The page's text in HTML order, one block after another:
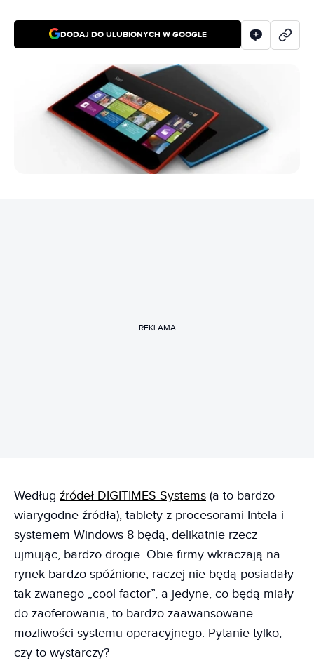
DODAJ DO ULUBIONYCH W GOOGLE
REKLAMA
Według źródeł DIGITIMES Systems (a to bardzo
wiarygodne źródła), tablety z procesorami Intela i
systemem Windows 8 będą, delikatnie rzecz
ujmując, bardzo drogie. Obie firmy wkraczają na
rynek bardzo spóźnione, raczej nie będą posiadały
tak zwanego „cool factor”, a jedyne, co będą miały
do zaoferowania, to bardzo zaawansowane
możliwości systemu operacyjnego. Pytanie tylko,
czy to wystarczy?